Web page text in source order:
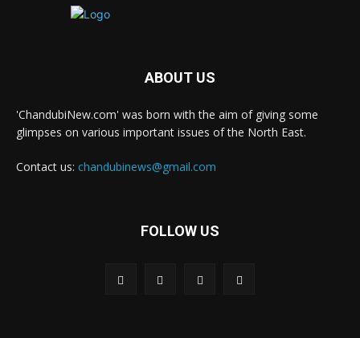
ABOUT US
'ChandubiNew.com' was born with the aim of giving some
glimpses on various important issues of the North East.
Contact us: chandubinews@gmail.com
FOLLOW US